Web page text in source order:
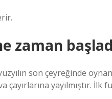
zaman
son çeyreğinde
çayırlarına yayılmıştır.